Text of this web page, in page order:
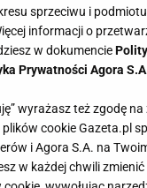
sprzeciwu i
informacji o
w dokumencie
Prywatności Agora
wyrażasz też zgodę
cookie Gazeta.pl
i Agora S.A. na
w każdej chwili